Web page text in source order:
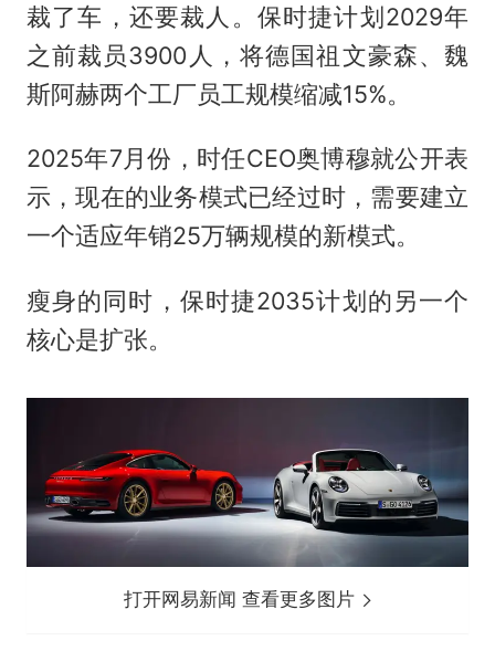
裁了车，还要裁人。保时捷计划2029年
之前裁员3900人，将德国祖文豪森、魏
斯阿赫两个工厂员工规模缩减15%。
2025年7月份，时任CEO奥博穆就公开表
示，现在的业务模式已经过时，需要建立
一个适应年销25万辆规模的新模式。
瘦身的同时，保时捷2035计划的另一个
核心是扩张。
打开网易新闻 查看更多图片